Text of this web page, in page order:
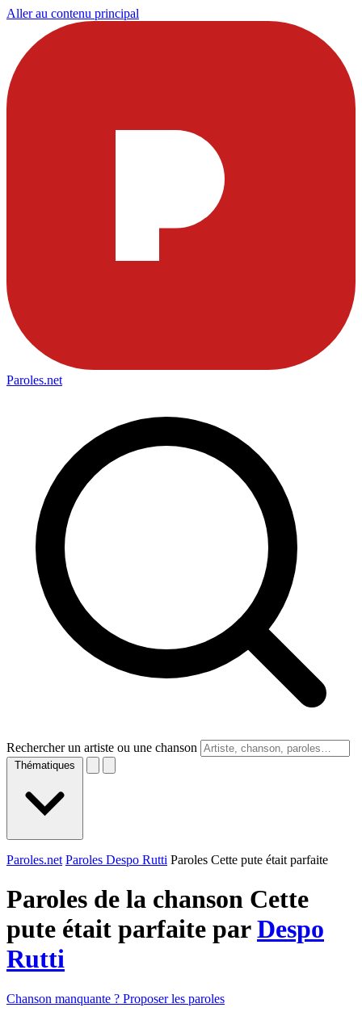
Aller au contenu principal
Paroles.net
Rechercher un artiste ou une chanson
Thématiques
Paroles.net Paroles Despo Rutti Paroles Cette pute était parfaite
Paroles de la chanson Cette
pute était parfaite parDespo
Rutti
Chanson manquante ? Proposer les paroles